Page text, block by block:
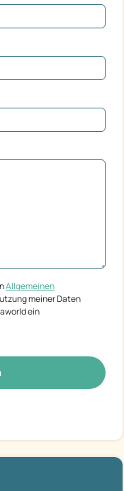
Allgemeinen
meiner Daten
ein